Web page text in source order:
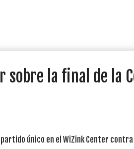
sobre la final de la
único en el WiZink Center contra